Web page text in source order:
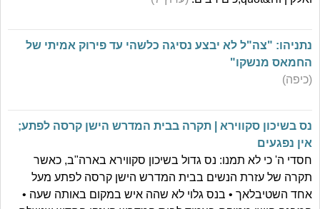
נתניהו: "צה"ל לא יבצע נסיגה כלשהי עד פירוק אמיתי של
החמאס מנשקו"
(כיפה)
נס בשיכון סקווירא | תקרה בבית המדרש הישן קרסה לפתע;
אין נפגעים
חסדי ה' כי לא תמנו: נס גדול בשיכון סקווירא בארה"ב, כאשר
תקרה של עזרת הנשים בבית המדרש הישן קרסה לפתע מעל
אחד השטיבלאך • בנס גלוי לא שהה איש במקום באותה שעה •